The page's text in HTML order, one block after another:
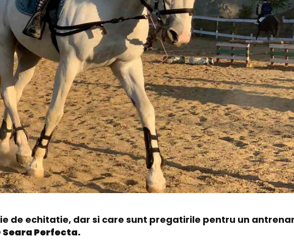
de echitatie, dar si care sunt pregatirile pentru un
Seara Perfecta.